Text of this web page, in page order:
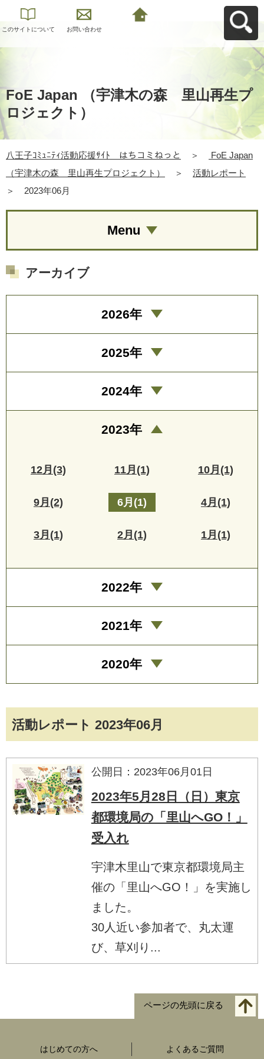
このサイトについて お問い合わせ
FoE Japan （宇津木の森 里山再生プ
ロジェクト）
八王子ｺﾐｭﾆﾃｨ活動応援ｻｲﾄ はちコミねっと ＞
FoE Japan
（宇津木の森 里山再生プロジェクト）
＞
活動レポート
＞
2023年06月
活動レポート 2023年06月
公開日：2023年06月01日
2023年5月28日（日）東京
都環境局の「里山へGO！」
受入れ
宇津木里山で東京都環境局主
催の「里山へGO！」を実施し
ました。
30人近い参加者で、丸太運
び、草刈り...
Menu
アーカイブ
2026年
2025年
2024年
2023年
12月(3) 11月(1) 10月(1)
9月(2) 6月(1) 4月(1)
3月(1) 2月(1) 1月(1)
2022年
2021年
2020年
ページの先頭に戻る
はじめての方へ よくあるご質問